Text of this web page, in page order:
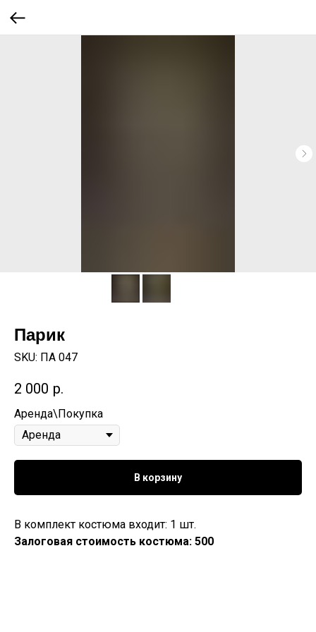
Парик
SKU: ПА 047
2 000 р.
Аренда\Покупка
В корзину
В комплект костюма входит: 1 шт.
Залоговая стоимость костюма: 500